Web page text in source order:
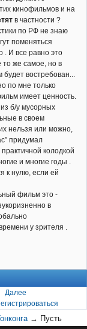
кинофильмов и на
в частности ?
по РФ не знаю
поменяться
. И все равно это
то же самое, но в
востребован...
по мне только
имеет ценность.
б/у мусорных
в своем
нельзя или можно,
придумал
колодкой
и многие годы .
к нулю, если ей
фильм это -
в
у зрителя .
Далее
→ Пусть